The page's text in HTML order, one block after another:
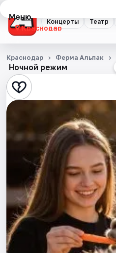
Концерты Театр
Меню
Краснодар
Концерты
Театр
Стендап
Экскурсии
Спорт
События
Города
Ночной режим
Краснодар Ферма Альпак